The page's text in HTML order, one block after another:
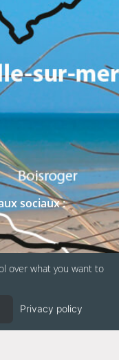
sociaux :
over what you want to
Privacy policy